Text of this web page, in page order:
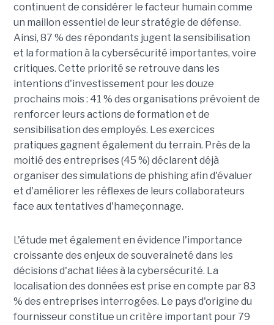
continuent de considérer le facteur humain comme
un maillon essentiel de leur stratégie de défense.
Ainsi, 87 % des répondants jugent la sensibilisation
et la formation à la cybersécurité importantes, voire
critiques. Cette priorité se retrouve dans les
intentions d'investissement pour les douze
prochains mois : 41 % des organisations prévoient de
renforcer leurs actions de formation et de
sensibilisation des employés. Les exercices
pratiques gagnent également du terrain. Près de la
moitié des entreprises (45 %) déclarent déjà
organiser des simulations de phishing afin d'évaluer
et d'améliorer les réflexes de leurs collaborateurs
face aux tentatives d'hameçonnage.
L'étude met également en évidence l'importance
croissante des enjeux de souveraineté dans les
décisions d'achat liées à la cybersécurité. La
localisation des données est prise en compte par 83
% des entreprises interrogées. Le pays d'origine du
fournisseur constitue un critère important pour 79